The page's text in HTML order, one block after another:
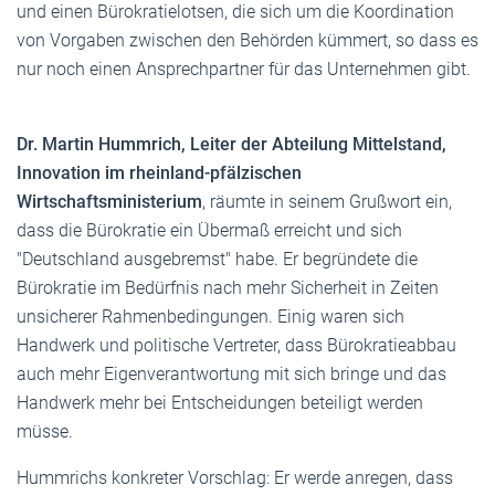
und einen Bürokratielotsen, die sich um die Koordination
von Vorgaben zwischen den Behörden kümmert, so dass es
nur noch einen Ansprechpartner für das Unternehmen gibt.
Dr. Martin Hummrich, Leiter der Abteilung Mittelstand,
Innovation im rheinland-pfälzischen
Wirtschaftsministerium, räumte in seinem Grußwort ein,
dass die Bürokratie ein Übermaß erreicht und sich
"Deutschland ausgebremst" habe. Er begründete die
Bürokratie im Bedürfnis nach mehr Sicherheit in Zeiten
unsicherer Rahmenbedingungen. Einig waren sich
Handwerk und politische Vertreter, dass Bürokratieabbau
auch mehr Eigenverantwortung mit sich bringe und das
Handwerk mehr bei Entscheidungen beteiligt werden
müsse.
Hummrichs konkreter Vorschlag: Er werde anregen, dass